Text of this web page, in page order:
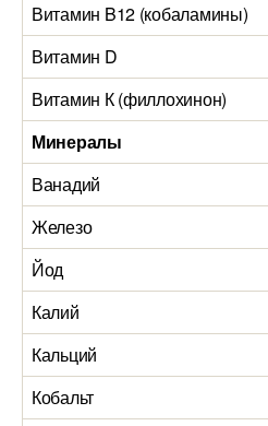
Витамин B12 (кобаламины)
Витамин D
Витамин К (филлохинон)
Минералы
Ванадий
Железо
Йод
Калий
Кальций
Кобальт